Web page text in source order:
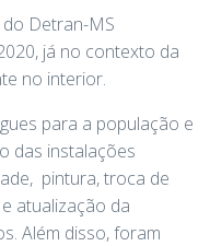
Detran-MS
já no contexto da
no interior.
para a população e
das instalações
pintura, troca de
atualização da
Além disso, foram